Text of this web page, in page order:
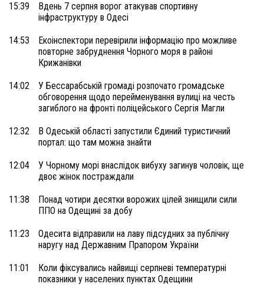
15:39
Вдень 7 серпня ворог атакував спортивну
інфраструктуру в Одесі
14:53
Екоінспектори перевірили інформацію про можливе
повторне забруднення Чорного моря в районі
Крижанівки
14:02
У Бессарабській громаді розпочато громадське
обговорення щодо перейменування вулиці на честь
загиблого на фронті поліцейського Сергія Магли
12:32
В Одеській області запустили Єдиний туристичний
портал: що там можна знайти
12:04
У Чорному морі внаслідок вибуху загинув чоловік, ще
двоє жінок постраждали
11:38
Понад чотири десятки ворожих цілей знищили сили
ППО на Одещині за добу
11:23
Одесита відправили на лаву підсудних за публічну
наругу над Державним Прапором України
11:01
Коли фіксувались найвищі серпневі температурні
показники у населених пунктах Одещини